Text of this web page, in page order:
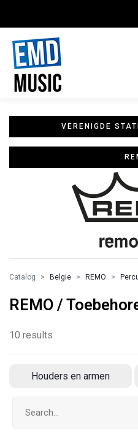
VERENIGDE
Catalog Belgie REMO
REMO /
10 results
Houders en armen